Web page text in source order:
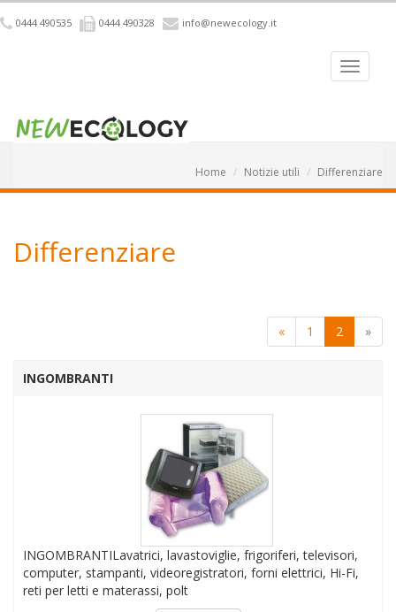
0444 490535 0444 490328 info@newecology.it
Home Notizie utili Differenziare
Differenziare
« 1 2 »
INGOMBRANTI
INGOMBRANTILavatrici, lavastoviglie, frigoriferi, televisori,
computer, stampanti, videoregistratori, forni elettrici, Hi-Fi,
reti per letti e materassi, polt